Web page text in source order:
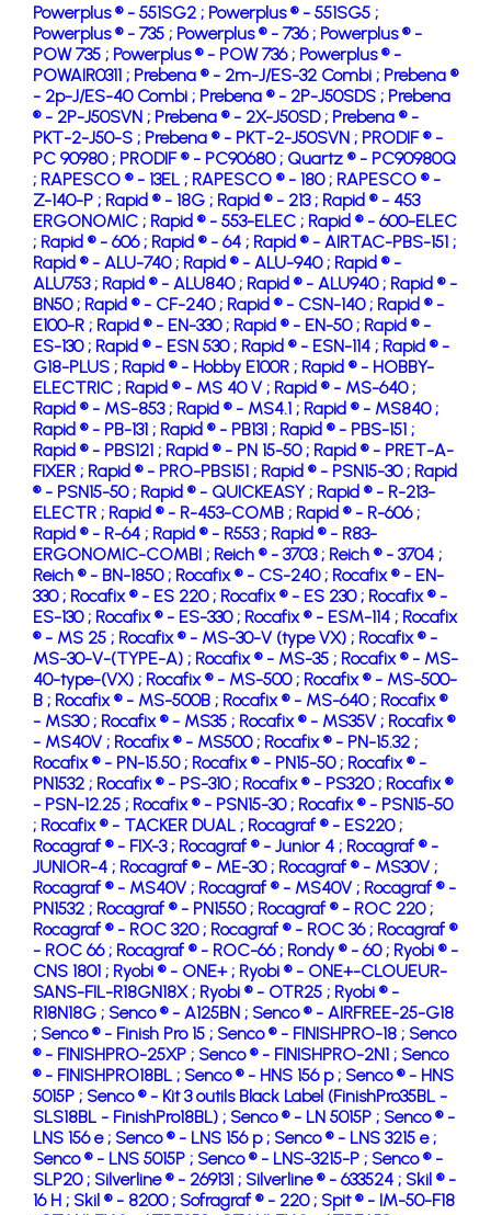
Powerplus ® - 551SG2 ; Powerplus ® - 551SG5 ;
Powerplus ® - 735 ; Powerplus ® - 736 ; Powerplus ® -
POW 735 ; Powerplus ® - POW 736 ; Powerplus ® -
POWAIR0311 ; Prebena ® - 2m-J/ES-32 Combi ; Prebena ®
- 2p-J/ES-40 Combi ; Prebena ® - 2P-J50SDS ; Prebena
® - 2P-J50SVN ; Prebena ® - 2X-J50SD ; Prebena ® -
PKT-2-J50-S ; Prebena ® - PKT-2-J50SVN ; PRODIF ® -
PC 90980 ; PRODIF ® - PC90680 ; Quartz ® - PC90980Q
; RAPESCO ® - 13EL ; RAPESCO ® - 180 ; RAPESCO ® -
Z-140-P ; Rapid ® - 18G ; Rapid ® - 213 ; Rapid ® - 453
ERGONOMIC ; Rapid ® - 553-ELEC ; Rapid ® - 600-ELEC
; Rapid ® - 606 ; Rapid ® - 64 ; Rapid ® - AIRTAC-PBS-151 ;
Rapid ® - ALU-740 ; Rapid ® - ALU-940 ; Rapid ® -
ALU753 ; Rapid ® - ALU840 ; Rapid ® - ALU940 ; Rapid ® -
BN50 ; Rapid ® - CF-240 ; Rapid ® - CSN-140 ; Rapid ® -
E100-R ; Rapid ® - EN-330 ; Rapid ® - EN-50 ; Rapid ® -
ES-130 ; Rapid ® - ESN 530 ; Rapid ® - ESN-114 ; Rapid ® -
G18-PLUS ; Rapid ® - Hobby E100R ; Rapid ® - HOBBY-
ELECTRIC ; Rapid ® - MS 40 V ; Rapid ® - MS-640 ;
Rapid ® - MS-853 ; Rapid ® - MS4.1 ; Rapid ® - MS840 ;
Rapid ® - PB-131 ; Rapid ® - PB131 ; Rapid ® - PBS-151 ;
Rapid ® - PBS121 ; Rapid ® - PN 15-50 ; Rapid ® - PRET-A-
FIXER ; Rapid ® - PRO-PBS151 ; Rapid ® - PSN15-30 ; Rapid
® - PSN15-50 ; Rapid ® - QUICKEASY ; Rapid ® - R-213-
ELECTR ; Rapid ® - R-453-COMB ; Rapid ® - R-606 ;
Rapid ® - R-64 ; Rapid ® - R553 ; Rapid ® - R83-
ERGONOMIC-COMBI ; Reich ® - 3703 ; Reich ® - 3704 ;
Reich ® - BN-1850 ; Rocafix ® - CS-240 ; Rocafix ® - EN-
330 ; Rocafix ® - ES 220 ; Rocafix ® - ES 230 ; Rocafix ® -
ES-130 ; Rocafix ® - ES-330 ; Rocafix ® - ESM-114 ; Rocafix
® - MS 25 ; Rocafix ® - MS-30-V (type VX) ; Rocafix ® -
MS-30-V-(TYPE-A) ; Rocafix ® - MS-35 ; Rocafix ® - MS-
40-type-(VX) ; Rocafix ® - MS-500 ; Rocafix ® - MS-500-
B ; Rocafix ® - MS-500B ; Rocafix ® - MS-640 ; Rocafix ®
- MS30 ; Rocafix ® - MS35 ; Rocafix ® - MS35V ; Rocafix ®
- MS40V ; Rocafix ® - MS500 ; Rocafix ® - PN-15.32 ;
Rocafix ® - PN-15.50 ; Rocafix ® - PN15-50 ; Rocafix ® -
PN1532 ; Rocafix ® - PS-310 ; Rocafix ® - PS320 ; Rocafix ®
- PSN-12.25 ; Rocafix ® - PSN15-30 ; Rocafix ® - PSN15-50
; Rocafix ® - TACKER DUAL ; Rocagraf ® - ES220 ;
Rocagraf ® - FIX-3 ; Rocagraf ® - Junior 4 ; Rocagraf ® -
JUNIOR-4 ; Rocagraf ® - ME-30 ; Rocagraf ® - MS30V ;
Rocagraf ® - MS40V ; Rocagraf ® - MS40V ; Rocagraf ® -
PN1532 ; Rocagraf ® - PN1550 ; Rocagraf ® - ROC 220 ;
Rocagraf ® - ROC 320 ; Rocagraf ® - ROC 36 ; Rocagraf ®
- ROC 66 ; Rocagraf ® - ROC-66 ; Rondy ® - 60 ; Ryobi ® -
CNS 1801 ; Ryobi ® - ONE+ ; Ryobi ® - ONE+-CLOUEUR-
SANS-FIL-R18GN18X ; Ryobi ® - OTR25 ; Ryobi ® -
R18N18G ; Senco ® - A125BN ; Senco ® - AIRFREE-25-G18
; Senco ® - Finish Pro 15 ; Senco ® - FINISHPRO-18 ; Senco
® - FINISHPRO-25XP ; Senco ® - FINISHPRO-2N1 ; Senco
® - FINISHPRO18BL ; Senco ® - HNS 156 p ; Senco ® - HNS
5015P ; Senco ® - Kit 3 outils Black Label (FinishPro35BL -
SLS18BL - FinishPro18BL) ; Senco ® - LN 5015P ; Senco ® -
LNS 156 e ; Senco ® - LNS 156 p ; Senco ® - LNS 3215 e ;
Senco ® - LNS 5015P ; Senco ® - LNS-3215-P ; Senco ® -
SLP20 ; Silverline ® - 269131 ; Silverline ® - 633524 ; Skil ® -
16 H ; Skil ® - 8200 ; Sofragraf ® - 220 ; Spit ® - IM-50-F18